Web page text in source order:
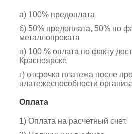
а) 100% предоплата
б) 50% предоплата, 50% по
металлопроката
в) 100 % оплата по факту
Красноярске
г) отсрочка платежа после
платежеспособности
Оплата
1) Оплата на расчетный счет.